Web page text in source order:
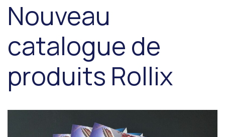
Nouveau
catalogue de
produits Rollix